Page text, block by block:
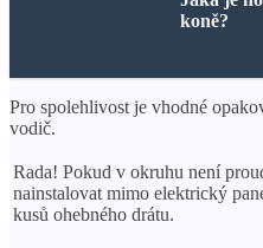
koně?
Pro spolehlivost je vhodné
vodič.
Rada! Pokud v okruhu není
nainstalovat mimo elektrický
kusů ohebného drátu.